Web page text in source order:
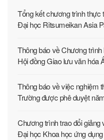
Tổng kết chương trình thực
Đại học Ritsumeikan Asia
Thông báo về Chương
Hội đồng Giao lưu văn hóa
Thông báo về việc nghiệm
Trường được phê duyệt
Chương trình trao đổi
Đại học Khoa học ứng